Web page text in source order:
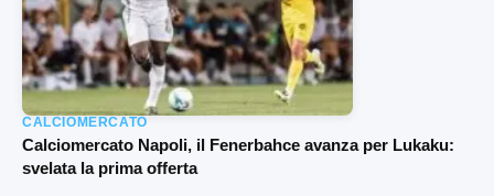
CALCIOMERCATO
Calciomercato Napoli, il Fenerbahce avanza per Lukaku:
svelata la prima offerta